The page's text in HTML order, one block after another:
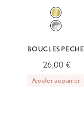
BOUCLES PECHE
26,00 €
Ajouter au panier